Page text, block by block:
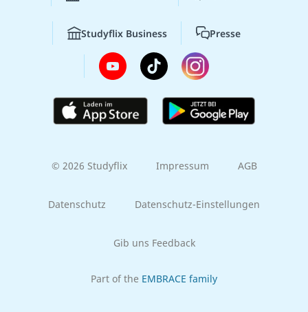
Studyflix Business Presse
© 2026 Studyflix Impressum AGB
Datenschutz Datenschutz-Einstellungen
Gib uns Feedback
Part of the EMBRACE family